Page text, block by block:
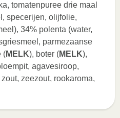
tomatenpuree drie maal
specerijen, olijfolie,
34% polenta (water,
parmezaanse
(MELK), boter (MELK),
agavesiroop,
zeezout, rookaroma,